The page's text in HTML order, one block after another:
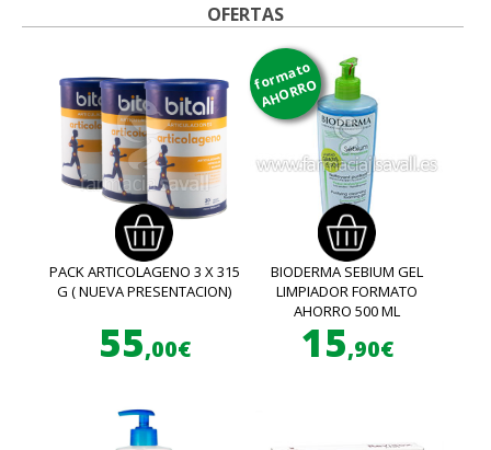
OFERTAS
PACK ARTICOLAGENO 3 X 315
G ( NUEVA PRESENTACION)
55,00€
formato
AHORRO
BIODERMA SEBIUM GEL
LIMPIADOR FORMATO
AHORRO 500 ML
15,90€